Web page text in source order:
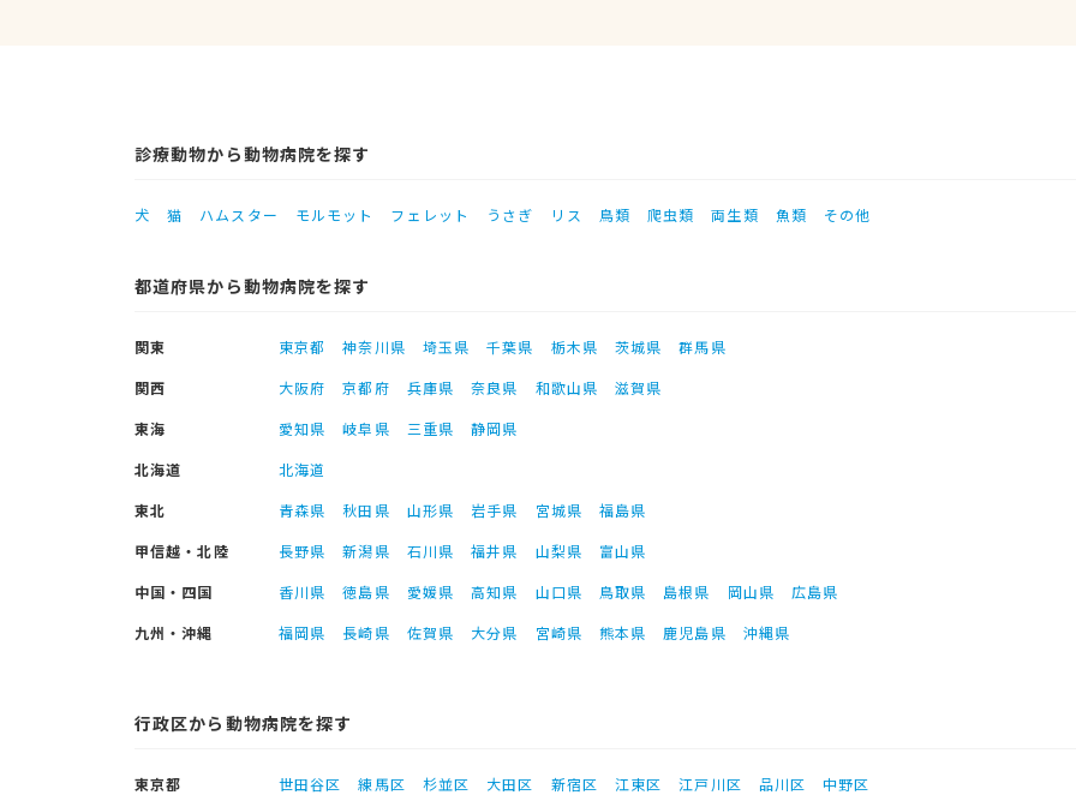
診療動物から動物病院を探す
犬 猫 ハムスター モルモット フェレット うさぎ リス 鳥類 爬虫類 両生類 魚類 その他
都道府県から動物病院を探す
関東 東京都 神奈川県 埼玉県 千葉県 栃木県 茨城県
群馬県
関西
大阪府 京都府 兵庫県 奈良県 和歌山県
滋賀県
東海
愛知県 岐阜県 三重県
静岡県
北海道
北海道
東北
青森県 秋田県 山形県 岩手県 宮城県
福島県
甲信越・北陸
長野県 新潟県 石川県 福井県 山梨県
富山県
中国・四国
香川県 徳島県 愛媛県 高知県 山口県 鳥取県 島根県 岡山県
広島県
九州・沖縄
福岡県 長崎県 佐賀県 大分県 宮崎県 熊本県 鹿児島県 沖縄県
行政区から動物病院を探す
東京都 世田谷区 練馬区 杉並区 大田区 新宿区 江東区 江戸川区 品川区
中野区